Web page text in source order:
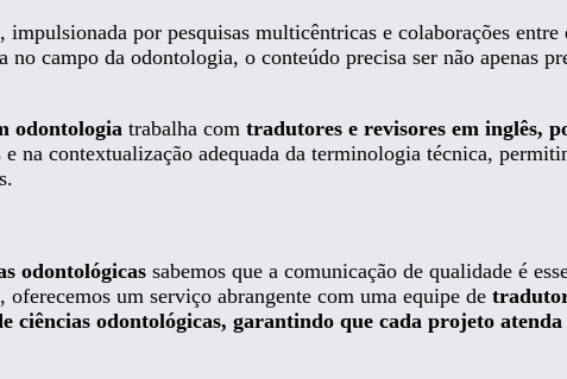
por pesquisas multicêntricas e colaborações entre
campo da odontologia, o conteúdo precisa ser não apenas
odontologia trabalha com tradutores e revisores em inglês,
na contextualização adequada da terminologia técnica,
odontológicas sabemos que a comunicação de qualidade é
um serviço abrangente com uma equipe de
ciências odontológicas, garantindo que cada projeto atenda